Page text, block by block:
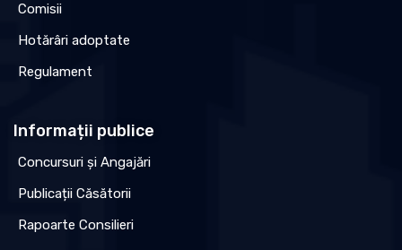
Comisii
Hotărâri adoptate
Regulament
Informații publice
Concursuri și Angajări
Publicații Căsătorii
Rapoarte Consilieri